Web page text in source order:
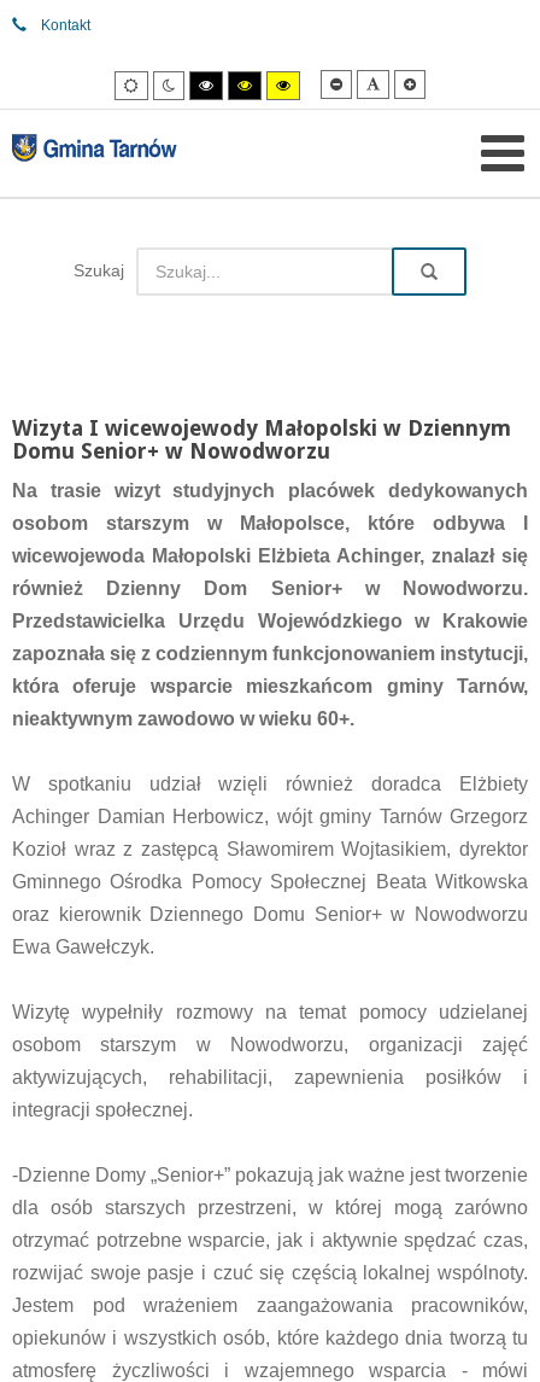
Kontakt
Tryb
domyślny
Tryb
nocny
Tryb
wysokiego
kontrastu
Tryb
wysokiego
kontrastu
Tryb
wysokiego
kontrastu
Mniejsza
czcionka
Domyślna
czcionka
Szukaj
Wizyta I wicewojewody Małopolski w Dziennym
Domu Senior+ w Nowodworzu
Na trasie wizyt studyjnych placówek dedykowanych
osobom starszym w Małopolsce, które odbywa I
wicewojewoda Małopolski Elżbieta Achinger, znalazł się
również Dzienny Dom Senior+ w Nowodworzu.
Przedstawicielka Urzędu Wojewódzkiego w Krakowie
zapoznała się z codziennym funkcjonowaniem instytucji,
która oferuje wsparcie mieszkańcom gminy Tarnów,
nieaktywnym zawodowo w wieku 60+.
W spotkaniu udział wzięli również doradca Elżbiety
Achinger Damian Herbowicz, wójt gminy Tarnów Grzegorz
Kozioł wraz z zastępcą Sławomirem Wojtasikiem, dyrektor
Gminnego Ośrodka Pomocy Społecznej Beata Witkowska
oraz kierownik Dziennego Domu Senior+ w Nowodworzu
Ewa Gawełczyk.
Wizytę wypełniły rozmowy na temat pomocy udzielanej
osobom starszym w Nowodworzu, organizacji zajęć
aktywizujących, rehabilitacji, zapewnienia posiłków i
integracji społecznej.
-Dzienne Domy „Senior+” pokazują jak ważne jest tworzenie
dla osób starszych przestrzeni, w której mogą zarówno
otrzymać potrzebne wsparcie, jak i aktywnie spędzać czas,
rozwijać swoje pasje i czuć się częścią lokalnej wspólnoty.
Jestem pod wrażeniem zaangażowania pracowników,
opiekunów i wszystkich osób, które każdego dnia tworzą tu
atmosferę życzliwości i wzajemnego wsparcia - mówi